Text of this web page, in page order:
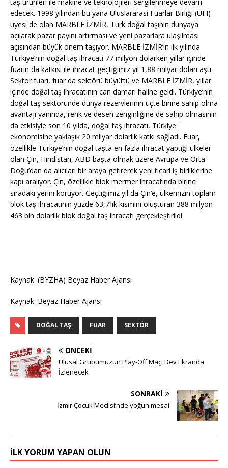
edecek. 1998 yılından bu yana Uluslararası Fuarlar Birliği (UFI)
üyesi de olan MARBLE İZMİR, Türk doğal taşının dünyaya
açılarak pazar payını artırması ve yeni pazarlara ulaşılması
açısından büyük önem taşıyor. MARBLE İZMİR’in ilk yılında
Türkiye’nin doğal taş ihracatı 77 milyon dolarken yıllar içinde
fuarın da katkısı ile ihracat geçtiğimiz yıl 1,88 milyar doları aştı.
Sektör fuarı, fuar da sektörü büyüttü ve MARBLE İZMİR, yıllar
içinde doğal taş ihracatının can damarı haline geldi. Türkiye’nin
doğal taş sektöründe dünya rezervlerinin üçte birine sahip olma
avantajı yanında, renk ve desen zenginliğine de sahip olmasının
da etkisiyle son 10 yılda, doğal taş ihracatı, Türkiye
ekonomisine yaklaşık 20 milyar dolarlık katkı sağladı. Fuar,
özellikle Türkiye’nin doğal taşta en fazla ihracat yaptığı ülkeler
olan Çin, Hindistan, ABD başta olmak üzere Avrupa ve Orta
Doğu’dan da alıcıları bir araya getirerek yeni ticari iş birliklerine
kapı aralıyor. Çin, özellikle blok mermer ihracatında birinci
sıradaki yerini koruyor. Geçtiğimiz yıl da Çin’e, ülkemizin toplam
blok taş ihracatının yüzde 63,7’lik kısmını oluşturan 388 milyon
463 bin dolarlık blok doğal taş ihracatı gerçekleştirildi.
Kaynak: (BYZHA) Beyaz Haber Ajansı
Kaynak: Beyaz Haber Ajansı
DOĞAL TAŞ FUAR SEKTÖR
ÖNCEKI
Ulusal Grubumuzun Play-Off Maçı Dev Ekranda
İzlenecek
SONRAKI
İzmir Çocuk Meclisi’nde yoğun mesai
İLK YORUM YAPAN OLUN